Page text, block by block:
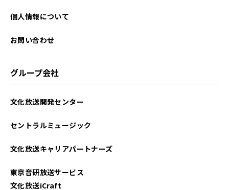
個人情報について
お問い合わせ
グループ会社
文化放送開発センター
セントラルミュージック
文化放送キャリアパートナーズ
東京音研放送サービス
文化放送iCraft